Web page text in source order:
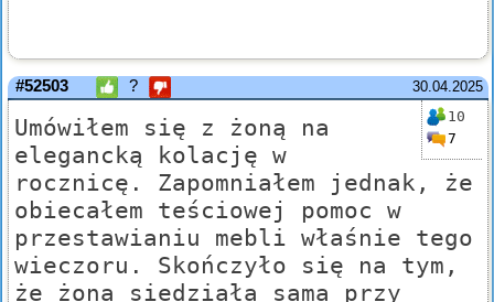
30.04.2025
#52503 ?
10
7
Umówiłem się z żoną na
elegancką kolację w
rocznicę. Zapomniałem jednak, że
obiecałem teściowej pomoc w
przestawianiu mebli właśnie tego
wieczoru. Skończyło się na tym,
że żona siedziała sama przy